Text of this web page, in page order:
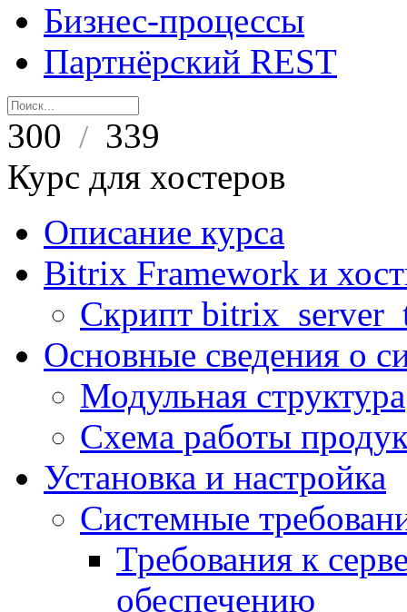
Бизнес-процессы
Партнёрский REST
300 / 339
Курс для хостеров
Описание курса
Bitrix Framework и
Скрипт
Основные сведения о
Модульная структура
Схема работы
Установка и настройка
Системные
Требования к
обеспечению